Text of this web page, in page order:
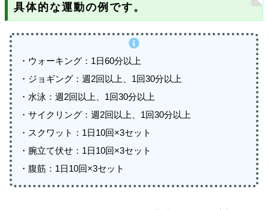
具体的な運動の例です。
・ウォーキング：1日60分以上
・ジョギング：週2回以上、1回30分以上
・水泳：週2回以上、1回30分以上
・サイクリング：週2回以上、1回30分以上
・スクワット：1日10回×3セット
・腕立て伏せ：1日10回×3セット
・腹筋：1日10回×3セット